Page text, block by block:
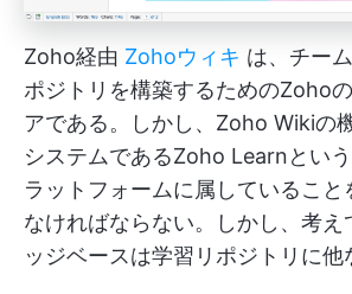
Zoho経由 Zohoウィキ は、チー
ポジトリを構築するためのZoho
アである。しかし、Zoho Wikiの
システムであるZoho Learnとい
ラットフォームに属していること
なければならない。しかし、考え
ッジベースは学習リポジトリに他